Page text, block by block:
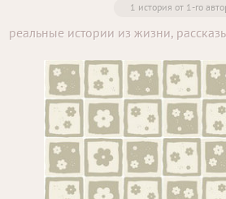
1 история от 1-го
реальные истории из жизни,